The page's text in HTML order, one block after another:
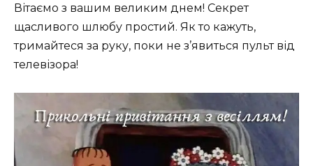
Вітаємо з вашим великим днем! Секрет
щасливого шлюбу простий. Як то кажуть,
тримайтеся за руку, поки не з’явиться пульт від
телевізора!